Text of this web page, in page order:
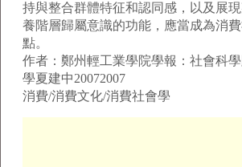
持與整合群體特征和認同感，以及展
養階層歸屬意識的功能，應當成為消
點。
作者：鄭州輕工業學院學報：社會科
學夏建中20072007
消費/消費文化/消費社會學